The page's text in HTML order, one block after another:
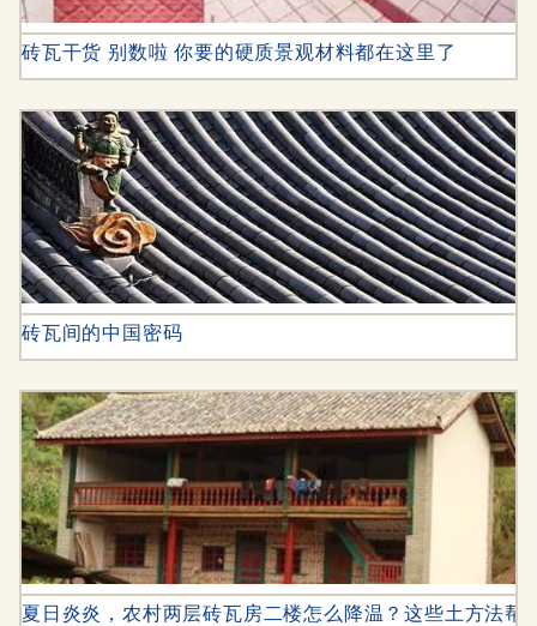
砖瓦干货 别数啦 你要的硬质景观材料都在这里了
砖瓦间的中国密码
夏日炎炎，农村两层砖瓦房二楼怎么降温？这些土方法帮